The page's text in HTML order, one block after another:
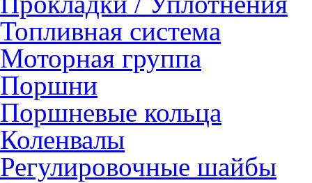
Топливная система
Моторная группа
Поршни
Поршневые кольца
Коленвалы
Регулировочные шайбы